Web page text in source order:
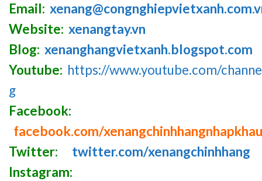
Email:
Website: xenangtay.vn
Blog: xenanghangvietxanh.blogspot.com
Youtube: https://www.youtube.com/
g
Facebook:
facebook.com/xenangchinhhangnhapkhau
Twitter:
twitter.com/xenangchinhhang
Instagram: